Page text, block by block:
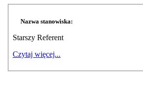
Nazwa stanowiska:
Starszy Referent
Czytaj więcej...